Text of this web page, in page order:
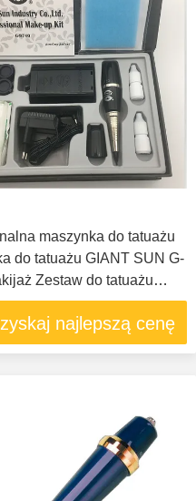
maszynka do tatuażu
do tatuażu GIANT SUN G-
Zestaw do tatuażu
hałasu Łatwe do
najlepszą cenę